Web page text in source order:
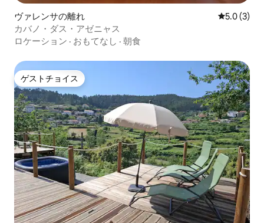
ヴァレンサの離れ レビュー3
5.0 (3)
カバノ・ダス・アゼニャス
ロケーション · おもてなし · 朝食
ゲストチョイス
ゲストチョイス